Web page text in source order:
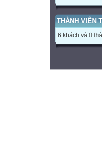
THÀNH VIÊN
6 khách và 0